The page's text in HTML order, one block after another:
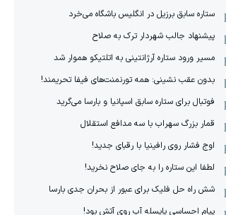
ستاره سابق برزیل در انگلیس باشگاه می‌خرد
پیشنهاد جالب شهردار ترک به صلاح
مسیر ورود ستاره آرژانتینی به اتلتیکو هموار شد
بدون عقب نشینی: همه تورنمنت‌های فیفا تحریمند!
فوتبال برای ستاره سابق اسپانیا و بارسا می‌گرید
قمار بزرگ سهراب با سه مدافع استقلال
اوج فشار روی رافینیا با رقبای جدید!
لطفا این ستاره را به جای صلاح نخرید!
شش راه حل فلیک برای عبور از بحران جدی بارسا
پیام احساسی یایسله آب روی آتش بود!